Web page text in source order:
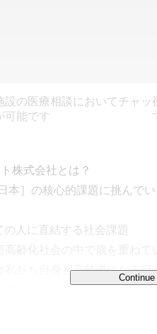
設の医療相談においてチャッ
可能です
株式会社とは？
本］の核心的課題に挑んで
の人に直結する社会課題
私たち自身も高齢者になる
Continue